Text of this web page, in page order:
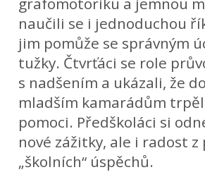
naučili se i jednoduchou
jim pomůže se správným
tužky. Čtvrťáci se role
s nadšením a ukázali, že
mladším kamarádům
pomoci. Předškoláci si
nové zážitky, ale i radost z
„školních“ úspěchů.